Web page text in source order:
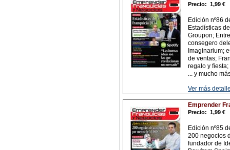
Precio: 1,99 €
Edición nº86
Estadísticas
Groupon;
consegero
Imaginarium;
de ventas;
regalo y
... y mucho
Ver más
Emprender
Precio: 1,99 €
Edición nº85
200 negocios
fundador de